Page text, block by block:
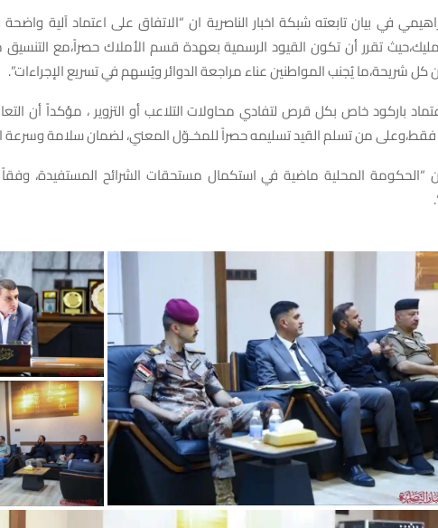
في بيان تابعته شبكة اخبار الناصرية ان “الاتفاق على اعتماد آلية
تقرر أن تكون القيود الرسمية بعهدة قسم الأملاك حصراً،مع
شريحة،ما يُجنب المواطنين عناء مراجعة الدوائر ويُسهم في تسريع الإجراءات”.
باركود خاص بكل قرص لتفادي محاولات التلاعب أو التزوير ، مؤكداً أن
من تسلم القيد تسليمه حصراً للمخـوّل المعني، لضمان سلامة وسرعة
المحلية ماضية في استكمال مستحقات الشرائح المستفيدة، وفقاً